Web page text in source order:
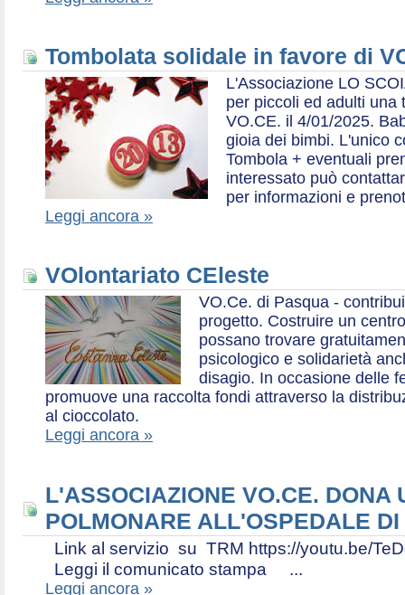
Tombolata solidale in favore di
L'Associazione LO
per piccoli ed adulti una
VO.CE. il 4/01/2025.
gioia dei bimbi. L'unico
Tombola + eventuali
interessato può
per informazioni e
Leggi ancora »
VOlontariato CEleste
VO.Ce. di Pasqua -
progetto. Costruire un
possano trovare
psicologico e solidarietà
disagio. In occasione delle
promuove una raccolta fondi attraverso la
al cioccolato.
Leggi ancora »
L'ASSOCIAZIONE VO.CE. DONA
POLMONARE ALL'OSPEDALE
Link al servizio su TRM https://youtu.be/
Leggi il comunicato stampa ...
Leggi ancora »